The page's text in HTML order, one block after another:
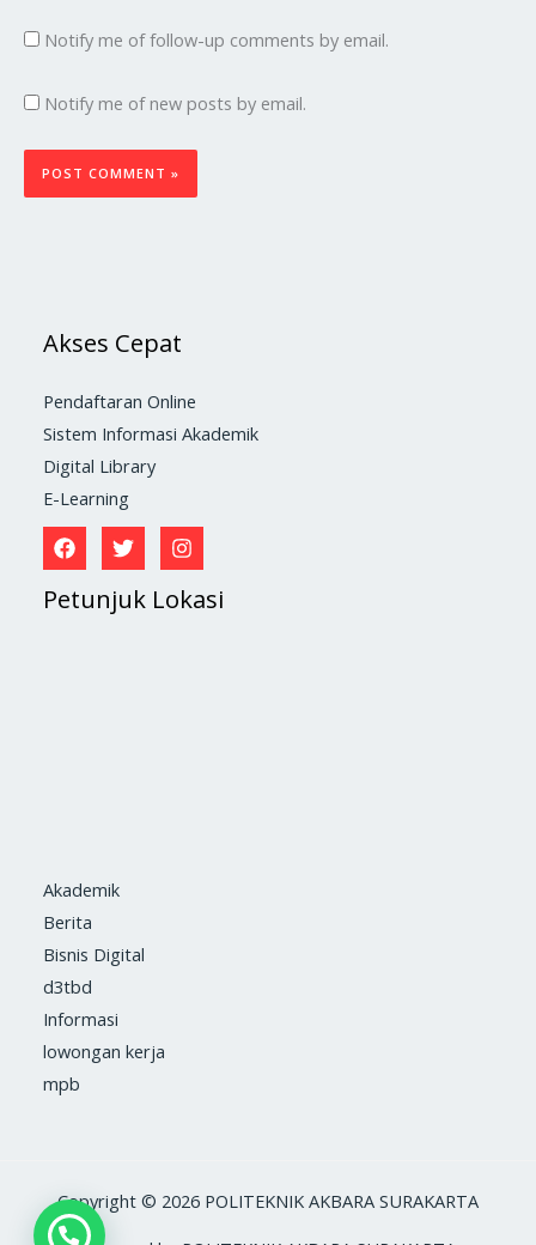
Notify me of follow-up comments by email.
Notify me of new posts by email.
Akses Cepat
Pendaftaran Online
Sistem Informasi Akademik
Digital Library
E-Learning
Petunjuk Lokasi
Akademik
Berita
Bisnis Digital
d3tbd
Informasi
lowongan kerja
mpb
Copyright © 2026 POLITEKNIK AKBARA SURAKARTA